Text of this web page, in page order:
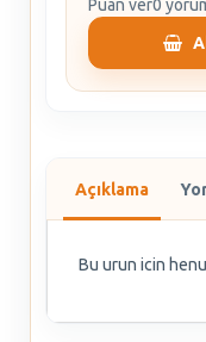
Puan ver0
Açıklama
Bu urun icin